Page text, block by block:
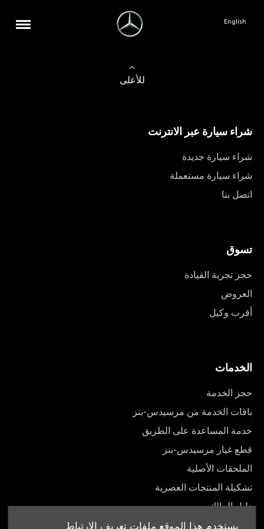
يستخدم هذا الموقع ملفات تعريف الارتباط
English
للأعلى
شراء سيارة عبر الانترنت
شراء سيارة جديدة
شراء سيارة مستعملة
اتصل بنا
تسوق
حجز تجربة القيادة
العروض
أقرب وكيل
الخدمات
حجز الخدمة
باقات الخدمة من مرسيدس-بنز
خدمة المساعدة على الطريق
قطع غيار مرسيدس-بنز
الملحقات الأصلية
تشكيلة المنتجات العصرية
دليل المالك